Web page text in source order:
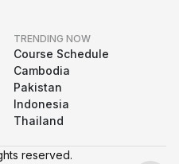
TRENDING NOW
Course Schedule
Cambodia
Pakistan
Indonesia
Thailand
reserved.